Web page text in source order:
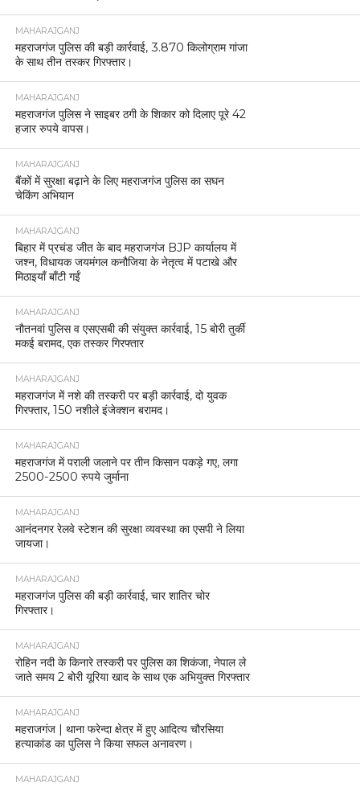
MAHARAJGANJ
महराजगंज पुलिस की बड़ी कार्रवाई, 3.870 किलोग्राम गांजा
के साथ तीन तस्कर गिरफ्तार।
MAHARAJGANJ
महराजगंज पुलिस ने साइबर ठगी के शिकार को दिलाए पूरे 42
हजार रुपये वापस।
MAHARAJGANJ
बैंकों में सुरक्षा बढ़ाने के लिए महराजगंज पुलिस का सघन
चेकिंग अभियान
MAHARAJGANJ
बिहार में प्रचंड जीत के बाद महराजगंज BJP कार्यालय में
जश्न, विधायक जयमंगल कनौजिया के नेतृत्व में पटाखे और
मिठाइयाँ बाँटी गईं
MAHARAJGANJ
नौतनवां पुलिस व एसएसबी की संयुक्त कार्रवाई, 15 बोरी तुर्की
मकई बरामद, एक तस्कर गिरफ्तार
MAHARAJGANJ
महराजगंज में नशे की तस्करी पर बड़ी कार्रवाई, दो युवक
गिरफ्तार, 150 नशीले इंजेक्शन बरामद।
MAHARAJGANJ
महराजगंज में पराली जलाने पर तीन किसान पकड़े गए, लगा
2500-2500 रुपये जुर्माना
MAHARAJGANJ
आनंदनगर रेलवे स्टेशन की सुरक्षा व्यवस्था का एसपी ने लिया
जायजा।
MAHARAJGANJ
महराजगंज पुलिस की बड़ी कार्रवाई, चार शातिर चोर
गिरफ्तार।
MAHARAJGANJ
रोहिन नदी के किनारे तस्करी पर पुलिस का शिकंजा, नेपाल ले
जाते समय 2 बोरी यूरिया खाद के साथ एक अभियुक्त गिरफ्तार
MAHARAJGANJ
महराजगंज | थाना फरेन्दा क्षेत्र में हुए आदित्य चौरसिया
हत्याकांड का पुलिस ने किया सफल अनावरण।
MAHARAJGANJ